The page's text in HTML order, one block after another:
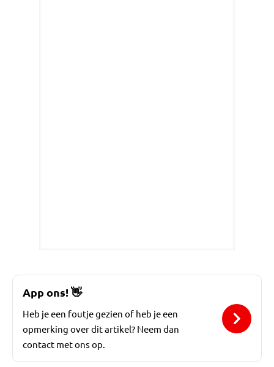
App ons!👋
Heb je een foutje gezien of heb je een
opmerking over dit artikel? Neem dan
contact met ons op.